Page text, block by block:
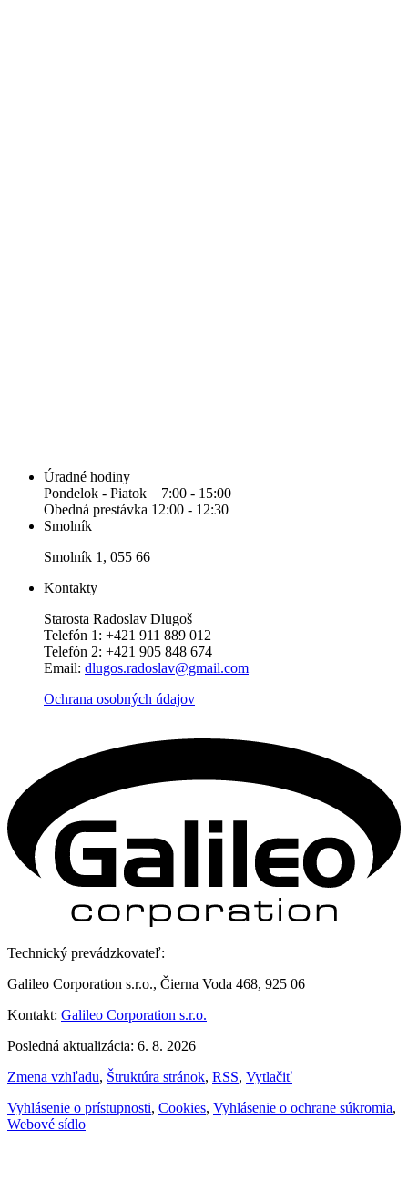
Úradné hodiny
Pondelok - Piatok 7:00 - 15:00
Obedná prestávka 12:00 - 12:30
Smolník
Smolník 1, 055 66
Kontakty
Starosta Radoslav Dlugoš
Telefón 1: +421 911 889 012
Telefón 2: +421 905 848 674
Email: dlugos.radoslav@gmail.com
Ochrana osobných údajov
Technický prevádzkovateľ:
Galileo Corporation s.r.o., Čierna Voda 468, 925 06
Kontakt: Galileo Corporation s.r.o.
Posledná aktualizácia: 6. 8. 2026
Zmena vzhľadu, Štruktúra stránok, RSS, Vytlačiť
Vyhlásenie o prístupnosti, Cookies, Vyhlásenie o ochrane súkromia,
Webové sídlo